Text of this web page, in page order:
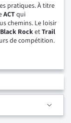
pratiques. À titre
ACTqui
chemins. Le loisir
Black RocketTrail
de compétition.